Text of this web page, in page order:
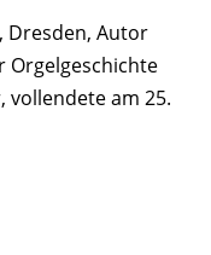
Dresden, Autor
Orgelgeschichte
am 25.